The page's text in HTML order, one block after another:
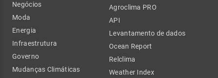
Negócios
Moda
Energia
Infraestrutura
Governo
Mudanças Climáticas
Agroclima PRO
API
Levantamento de dados
Ocean Report
Relclima
Weather Index